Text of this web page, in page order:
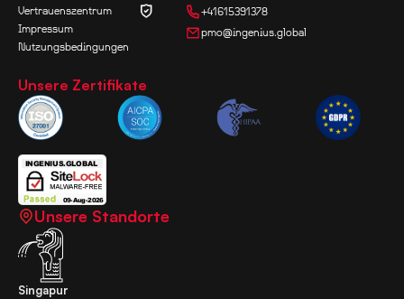
Vertrauenszentrum
Impressum
Nutzungsbedingungen
+41615391378
pmo@ingenius.global
Unsere Zertifikate
Unsere Standorte
Singapur